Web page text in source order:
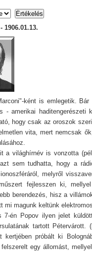
1906.01.13.
ként is emlegetik.
- amerikai
hogy csak az oroszok
vita, mert nemcsak
a világhírnév is vonzotta
sem tudhatta, hogy a
melyről
fejlesszen ki,
berendezés, hisz a
mi magunk keltünk
7-én Popov ilyen jelet
tartott Pétervárott.
kertjében próbált ki
felszerelt egy állomást,